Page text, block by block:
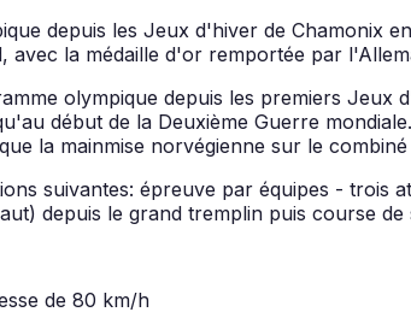
depuis les Jeux d'hiver de Chamonix
la médaille d'or remportée par
olympique depuis les premiers Jeux
début de la Deuxième Guerre
la mainmise norvégienne sur le
suivantes: épreuve par équipes - trois
depuis le grand tremplin puis course
de 80 km/h